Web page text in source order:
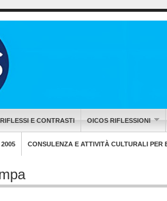
RIFLESSI E CONTRASTI OICOS RIFLESSIONI
CONSULENZA E ATTIVITÀ CULTURALI PER